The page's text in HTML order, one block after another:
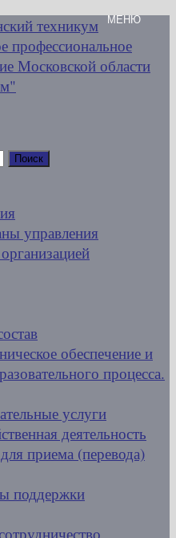
управления
обеспечение и
процесса.
услуги
деятельность
приема (перевода)
поддержки